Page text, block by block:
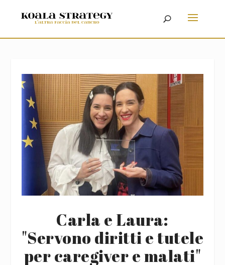
Carla e Laura:
"Servono diritti e tutele
per caregiver e malati"